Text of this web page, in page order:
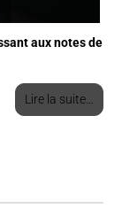
aux notes de
Lire la suite…